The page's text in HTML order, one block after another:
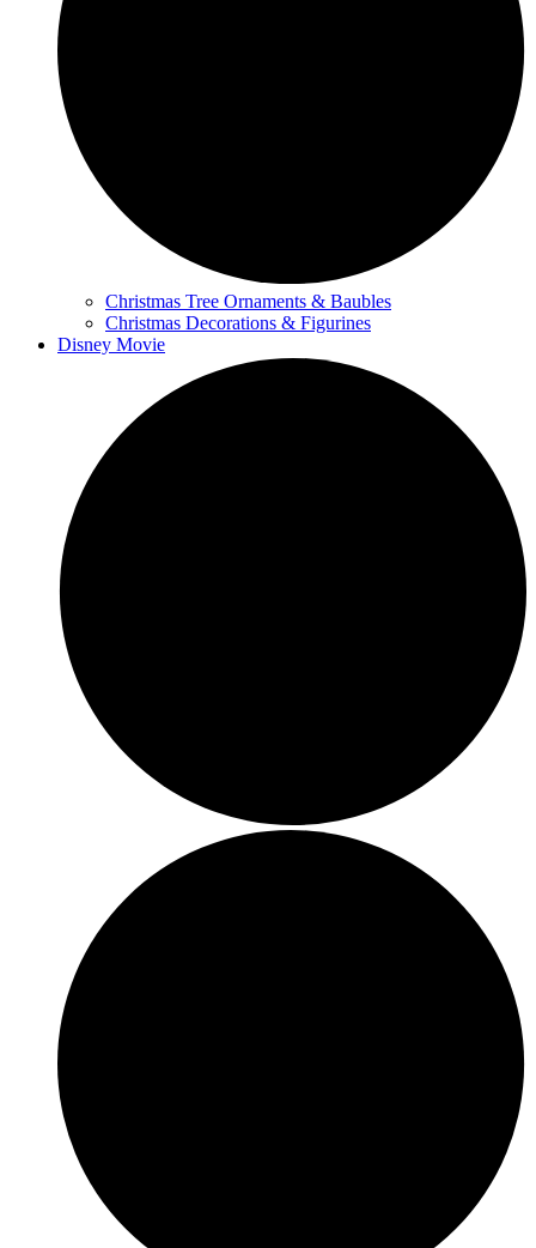
Christmas Tree Ornaments & Baubles
Christmas Decorations & Figurines
Disney Movie